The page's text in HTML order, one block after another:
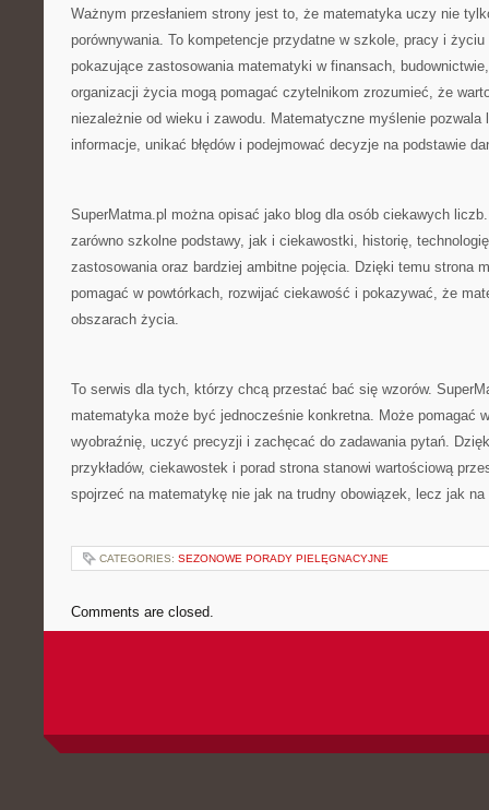
Ważnym przesłaniem strony jest to, że matematyka uczy nie
porównywania. To kompetencje przydatne w szkole, pracy i życiu
pokazujące zastosowania matematyki w finansach,
organizacji życia mogą pomagać czytelnikom zrozumieć, że
niezależnie od wieku i zawodu. Matematyczne myślenie pozwala
informacje, unikać błędów i podejmować decyzje na podstawie
SuperMatma.pl można opisać jako blog dla osób ciekawych
zarówno szkolne podstawy, jak i ciekawostki, historię,
zastosowania oraz bardziej ambitne pojęcia. Dzięki temu strona
pomagać w powtórkach, rozwijać ciekawość i pokazywać, że
obszarach życia.
To serwis dla tych, którzy chcą przestać bać się wzorów.
matematyka może być jednocześnie konkretna. Może pomagać
wyobraźnię, uczyć precyzji i zachęcać do zadawania pytań.
przykładów, ciekawostek i porad strona stanowi wartościową
spojrzeć na matematykę nie jak na trudny obowiązek, lecz jak
CATEGORIES: SEZONOWE PORADY PIELĘGNACYJNE
Comments are closed.